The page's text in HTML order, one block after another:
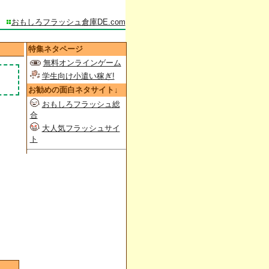
おもしろフラッシュ倉庫DE.com
特集ネタページ
無料オンラインゲーム
学生向け小遣い稼ぎ!
お勧めの面白ネタサイト↓
おもしろフラッシュ総
合
大人気フラッシュサイ
ト